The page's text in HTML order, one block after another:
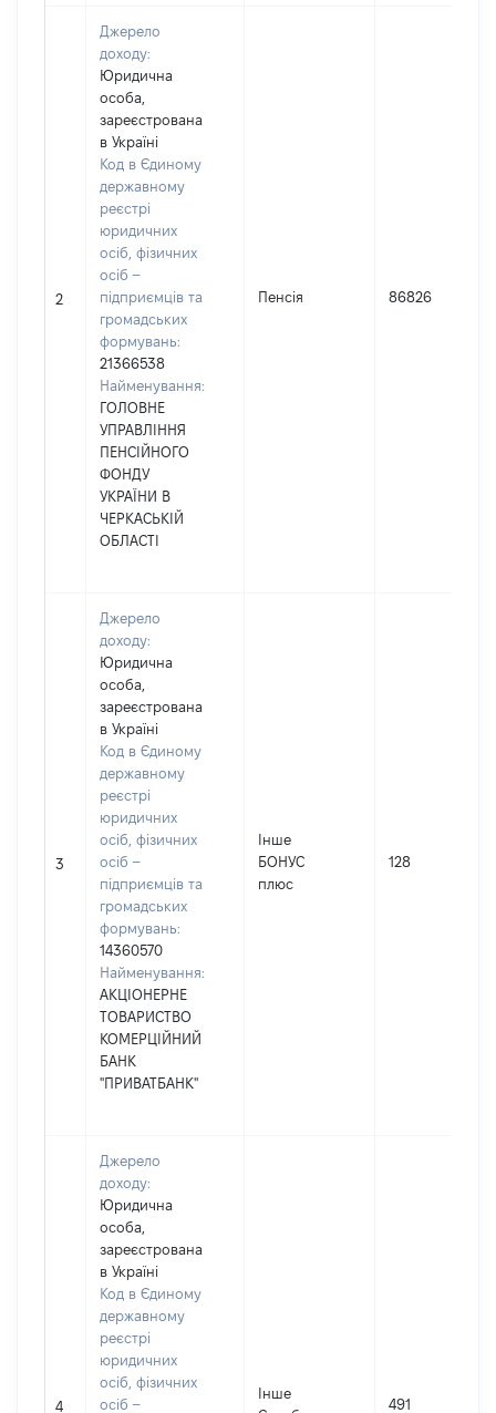
2
Джерело
доходу:
Юридична
особа,
зареєстрована
в Україні
Код в Єдиному
державному
реєстрі
юридичних
осіб, фізичних
осіб –
підприємців та
громадських
формувань:
21366538
Найменування:
ГОЛОВНЕ
УПРАВЛІННЯ
ПЕНСІЙНОГО
ФОНДУ
УКРАЇНИ В
ЧЕРКАСЬКІЙ
ОБЛАСТІ
Пенсія 86826
3
Джерело
доходу:
Юридична
особа,
зареєстрована
в Україні
Код в Єдиному
державному
реєстрі
юридичних
осіб, фізичних
осіб –
підприємців та
громадських
формувань:
14360570
Найменування:
АКЦІОНЕРНЕ
ТОВАРИСТВО
КОМЕРЦІЙНИЙ
БАНК
"ПРИВАТБАНК"
Інше
БОНУС
плюс
128
4
Джерело
доходу:
Юридична
особа,
зареєстрована
в Україні
Код в Єдиному
державному
реєстрі
юридичних
осіб, фізичних
осіб –
Інше
491